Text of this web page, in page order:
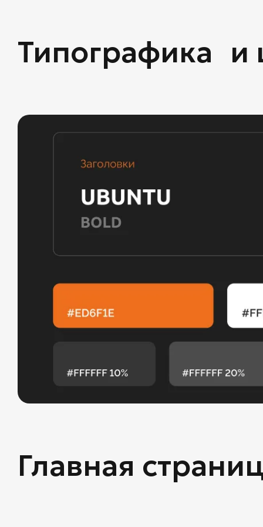
Типографика и
Главная